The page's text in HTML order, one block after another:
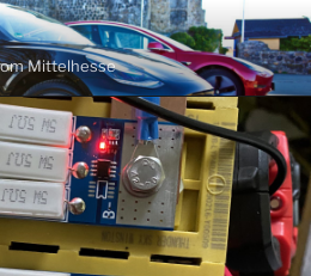
Mittelhesse